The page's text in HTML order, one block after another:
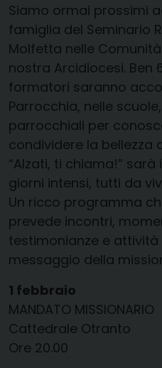
Siamo ormai prossimi
famiglia del Seminario
Molfetta nelle
nostra Arcidiocesi. Ben
formatori saranno
Parrocchia, nelle
parrocchiali per
condividere la bellezza
“Alzati, ti chiama!”
giorni intensi, tutti da
Un ricco programma
prevede incontri,
testimonianze e attività
messaggio della
1 febbraio
MANDATO MISSIONARIO
Cattedrale Otranto
Ore 20.00